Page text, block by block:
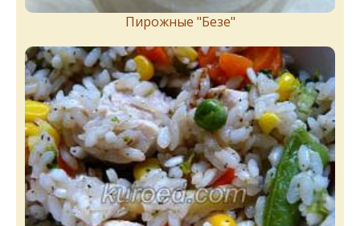
Пирожныe "Бeзe"